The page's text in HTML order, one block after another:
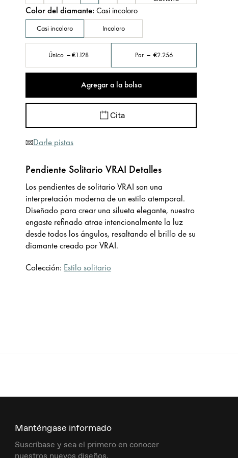
Color del diamante:Casi incoloro
Casi incoloro Incoloro
Único €1.128 Par €2.256
Agregar a la bolsa
Cita
Darle pistas
Pendiente Solitario VRAI Detalles
Los pendientes de solitario VRAI son una
interpretación moderna de un estilo atemporal.
Diseñado para crear una silueta elegante, nuestro
engaste refinado atrae intencionalmente la luz
desde todos los ángulos, resaltando el brillo de su
diamante creado por VRAI.
Colección: Estilo solitario
Manténgase informado
Suscríbase y sea el primero en conocer
nuestros nuevos diseños.